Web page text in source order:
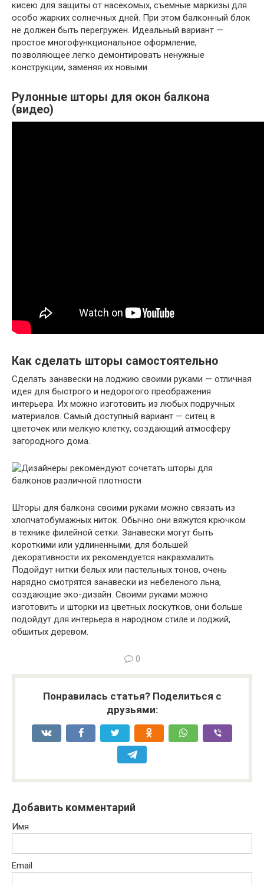
кисею для защиты от насекомых, съемные маркизы для
особо жарких солнечных дней. При этом балконный блок
не должен быть перегружен. Идеальный вариант —
простое многофункциональное оформление,
позволяющее легко демонтировать ненужные
конструкции, заменяя их новыми.
Рулонные шторы для окон балкона
(видео)
Как сделать шторы самостоятельно
Сделать занавески на лоджию своими руками — отличная
идея для быстрого и недорогого преображения
интерьера. Их можно изготовить из любых подручных
материалов. Самый доступный вариант — ситец в
цветочек или мелкую клетку, создающий атмосферу
загородного дома.
Шторы для балкона своими руками можно связать из
хлопчатобумажных ниток. Обычно они вяжутся крючком
в технике филейной сетки. Занавески могут быть
короткими или удлиненными, для большей
декоративности их рекомендуется накрахмалить.
Подойдут нитки белых или пастельных тонов, очень
нарядно смотрятся занавески из небеленого льна,
создающие эко-дизайн. Своими руками можно
изготовить и шторки из цветных лоскутков, они больше
подойдут для интерьера в народном стиле и лоджий,
обшитых деревом.
0
Понравилась статья? Поделиться с
друзьями:
Добавить комментарий
Имя
Email